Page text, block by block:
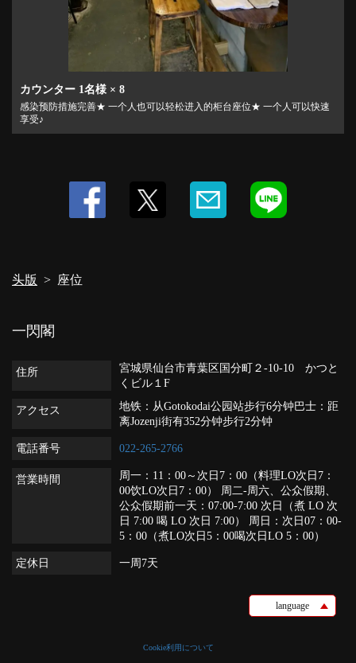
カウンター 1名様 × 8
感染预防措施完善★ 一个人也可以轻松进入的柜台座位★ 一个人可以快速
享受♪
头版 座位
一閃閣
住所
宮城県仙台市青葉区国分町２-10‐10 かつと
くビル１F
アクセス
地铁：从Gotokodai公园站步行6分钟巴士：距
离Jozenji街有352分钟步行2分钟
電話番号 022-265-2766
営業時間
周一：11：00～次日7：00（料理LO次日7：
00饮LO次日7：00） 周二-周六、公众假期、
公众假期前一天：07:00-7:00 次日（煮 LO 次
日 7:00 喝 LO 次日 7:00） 周日：次日07：00-
5：00（煮LO次日5：00喝次日LO 5：00）
定休日 一周7天
language
Cookie利用について